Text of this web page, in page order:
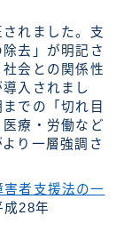
れました。支
去」が明記さ
会との関係性
入されまし
での「切れ目
療・労働など
り一層強調さ
害者支援法の一
成28年